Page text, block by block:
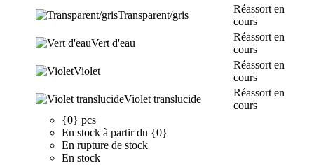
Transparent/gris
Réassort en
cours
Vert d'eau
Réassort en
cours
Violet
Réassort en
cours
Violet translucide
Réassort en
cours
{0} pcs
En stock à partir du {0}
En rupture de stock
En stock